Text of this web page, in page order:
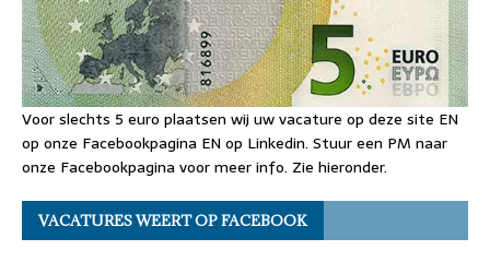
Voor slechts 5 euro plaatsen wij uw vacature op deze site EN
op onze Facebookpagina EN op Linkedin. Stuur een PM naar
onze Facebookpagina voor meer info. Zie hieronder.
VACATURES WEERT OP FACEBOOK